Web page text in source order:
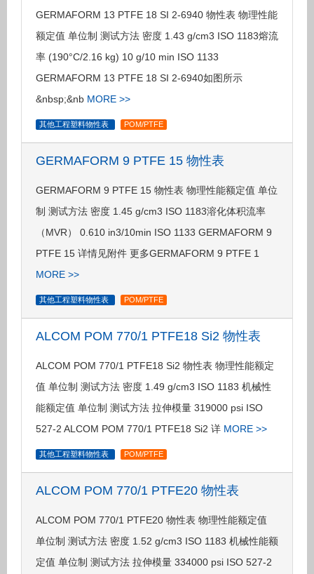
GERMAFORM 13 PTFE 18 SI 2-6940 物性表 物理性能
额定值 单位制 测试方法 密度 1.43 g/cm3 ISO 1183熔流
率 (190°C/2.16 kg) 10 g/10 min ISO 1133
GERMAFORM 13 PTFE 18 SI 2-6940如图所示
&nbsp;&nb MORE >>
其他工程塑料物性表 POM/PTFE
GERMAFORM 9 PTFE 15 物性表
GERMAFORM 9 PTFE 15 物性表 物理性能额定值 单位
制 测试方法 密度 1.45 g/cm3 ISO 1183溶化体积流率
（MVR） 0.610 in3/10min ISO 1133 GERMAFORM 9
PTFE 15 详情见附件 更多GERMAFORM 9 PTFE 1
MORE >>
其他工程塑料物性表 POM/PTFE
ALCOM POM 770/1 PTFE18 Si2 物性表
ALCOM POM 770/1 PTFE18 Si2 物性表 物理性能额定
值 单位制 测试方法 密度 1.49 g/cm3 ISO 1183 机械性
能额定值 单位制 测试方法 拉伸模量 319000 psi ISO
527-2 ALCOM POM 770/1 PTFE18 Si2 详 MORE >>
其他工程塑料物性表 POM/PTFE
ALCOM POM 770/1 PTFE20 物性表
ALCOM POM 770/1 PTFE20 物性表 物理性能额定值
单位制 测试方法 密度 1.52 g/cm3 ISO 1183 机械性能额
定值 单位制 测试方法 拉伸模量 334000 psi ISO 527-2